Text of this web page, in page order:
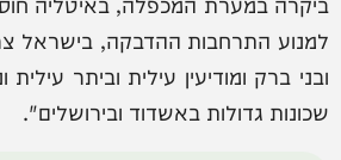
למנוע התרחבות ההדבקה, בישראל
ובני ברק ומודיעין עילית וביתר
שכונות גדולות באשדוד ובירושלים".